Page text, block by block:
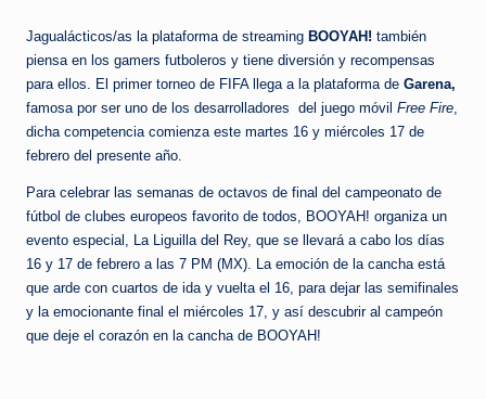
g
u
e
d
Jagualácticos/as la plataforma de streaming BOOYAH! también
piensa en los gamers futboleros y tiene diversión y recompensas
para ellos. El primer torneo de FIFA llega a la plataforma de Garena,
famosa por ser uno de los desarrolladores del juego móvil Free Fire
dicha competencia comienza este martes 16 y miércoles 17 de
febrero del presente año.
Para celebrar las semanas de octavos de final del campeonato de
fútbol de clubes europeos favorito de todos, BOOYAH! organiza un
evento especial, La Liguilla del Rey, que se llevará a cabo los días
16 y 17 de febrero a las 7 PM (MX). La emoción de la cancha está
que arde con cuartos de ida y vuelta el 16, para dejar las semifinales
y la emocionante final el miércoles 17, y así descubrir al campeón
que deje el corazón en la cancha de BOOYAH!